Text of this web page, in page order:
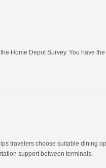
Home Depot Survey. You have
travelers choose suitable dining
support between terminals.